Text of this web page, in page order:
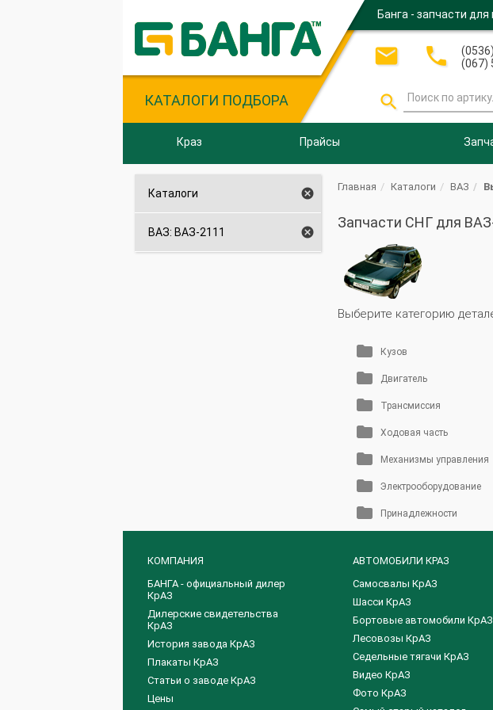
КАТАЛОГИ ПОДБОРА
Банга - запчасти
 
(067)

Краз Прайсы
Каталоги 
ВАЗ: ВАЗ-2111 
Главная Каталоги ВАЗ
Запчасти СНГ для
Выберите категорию
Кузов
Двигатель
Трансмиссия
Ходовая часть
Механизмы управления
Электрооборудование
Принадлежности
КОМПАНИЯ
БАНГА - официальный дилер
КрАЗ
Дилерские свидетельства
КрАЗ
История завода КрАЗ
Плакаты КрАЗ
Статьи о заводе КрАЗ
Цены
АВТОМОБИЛИ КРАЗ
Самосвалы КрАЗ
Шасси КрАЗ
Бортовые автомобили КрАЗ
Лесовозы КрАЗ
Седельные тягачи КрАЗ
Видео КрАЗ
Фото КрАЗ